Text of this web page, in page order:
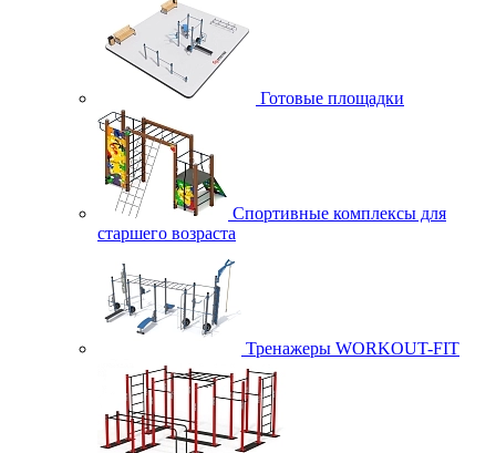
Готовые площадки
Спортивные комплексы для
старшего возраста
Тренажеры WORKOUT-FIT